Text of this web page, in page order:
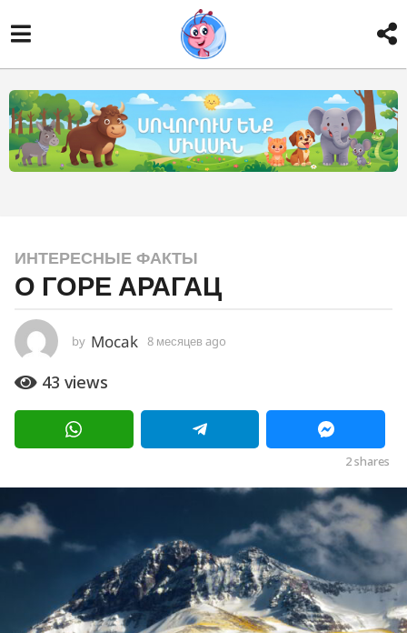
8
м
с
я
ц
е
a
o
8
е
ИНТЕРЕСНЫЕ ФАКТЫ
О ГОРЕ АРАГАЦ
by Mocak 8 месяцев ago
я
е
g
43 views
2shares